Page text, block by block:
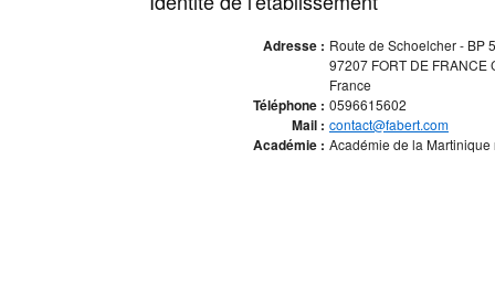
Adresse : Route de Schoelcher - BP
97207 FORT DE FRANCE
France
Téléphone : 0596615602
Mail : contact@fabert.com
Académie : Académie de la Martinique